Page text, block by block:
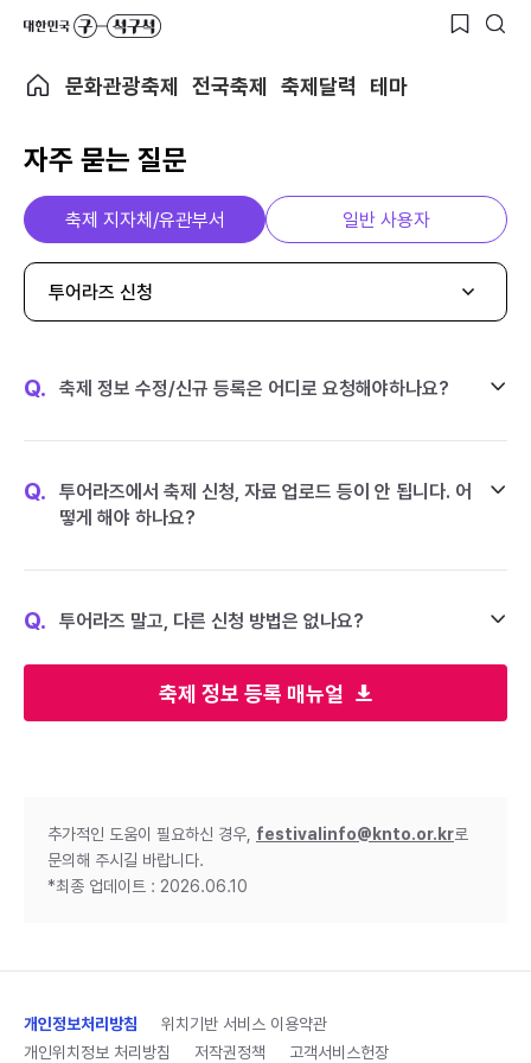
문화관광축제 전국축제 축제달력 테마
자주 묻는 질문
축제 정보 등록 매뉴얼
축제 지자체/유관부서 일반 사용자
투어라즈 신청
Q. 축제 정보 수정/신규 등록은 어디로 요청해야하나요?
Q.
투어라즈에서 축제 신청, 자료 업로드 등이 안 됩니다. 어
떻게 해야 하나요?
Q. 투어라즈 말고, 다른 신청 방법은 없나요?
추가적인 도움이 필요하신 경우, festivalinfo@knto.or.kr로
문의해 주시길 바랍니다.
*최종 업데이트 : 2026.06.10
개인정보처리방침
위치기반 서비스 이용약관
개인위치정보 처리방침
저작권정책 고객서비스헌장